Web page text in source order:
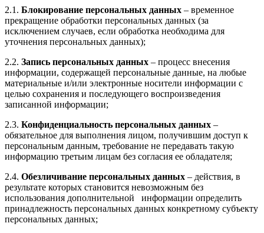
2.1. Блокирование персональных данных – временное
прекращение обработки персональных данных (за
исключением случаев, если обработка необходима для
уточнения персональных данных);
2.2. Запись персональных данных – процесс внесения
информации, содержащей персональные данные, на любые
материальные и/или электронные носители информации с
целью сохранения и последующего воспроизведения
записанной информации;
2.3. Конфиденциальность персональных данных –
обязательное для выполнения лицом, получившим доступ к
персональным данным, требование не передавать такую
информацию третьим лицам без согласия ее обладателя;
2.4. Обезличивание персональных данных – действия, в
результате которых становится невозможным без
использования дополнительной информации определить
принадлежность персональных данных конкретному субъекту
персональных данных;